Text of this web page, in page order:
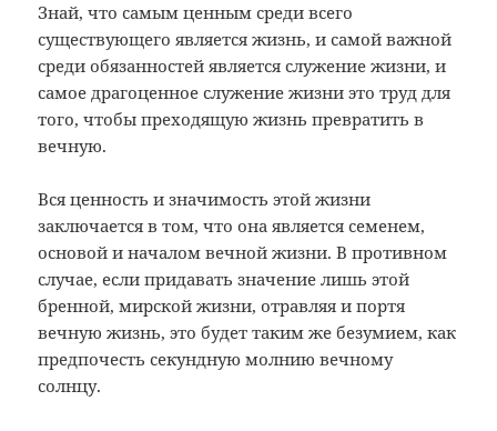
Знай, что самым ценным среди всего
существующего является жизнь, и самой важной
среди обязанностей является служение жизни, и
самое драгоценное служение жизни это труд для
того, чтобы преходящую жизнь превратить в
вечную.
Вся ценность и значимость этой жизни
заключается в том, что она является семенем,
основой и началом вечной жизни. В противном
случае, если придавать значение лишь этой
бренной, мирской жизни, отравляя и портя
вечную жизнь, это будет таким же безумием, как
предпочесть секундную молнию вечному
солнцу.